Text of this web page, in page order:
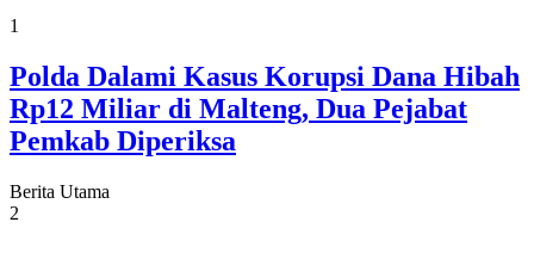
1
Polda Dalami Kasus Korupsi Dana Hibah
Rp12 Miliar di Malteng, Dua Pejabat
Pemkab Diperiksa
Berita Utama
2